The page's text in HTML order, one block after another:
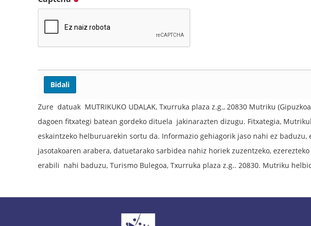
Zure datuak MUTRIKUKO UDALAK, Txurruka plaza z.g., 20830 Mutriku
dagoen fitxategi batean gordeko dituela jakinarazten dizugu. Fitxategia,
eskaintzeko helburuarekin sortu da. Informazio gehiagorik jaso nahi ez baduzu,
jasotakoaren arabera, datuetarako sarbidea nahiz horiek zuzentzeko,
erabili nahi baduzu, Turismo Bulegoa, Txurruka plaza z.g.. 20830. Mutriku